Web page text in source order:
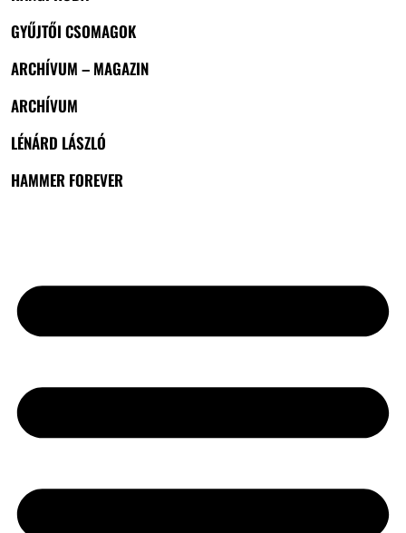
GYŰJTŐI CSOMAGOK
ARCHÍVUM – MAGAZIN
ARCHÍVUM
LÉNÁRD LÁSZLÓ
HAMMER FOREVER